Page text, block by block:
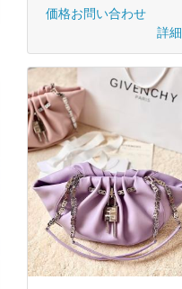
価格お問い合わせ
詳細